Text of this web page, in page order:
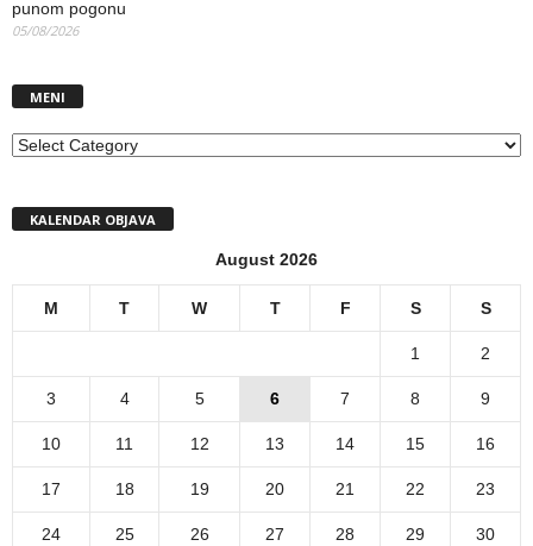
punom pogonu
05/08/2026
MENI
MENI
KALENDAR OBJAVA
August 2026
M T W T F S S
1 2
3 4 5 6 7 8 9
10 11 12 13 14 15 16
17 18 19 20 21 22 23
24 25 26 27 28 29 30